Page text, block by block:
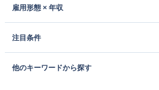
雇用形態 × 年収
注目条件
他のキーワードから探す